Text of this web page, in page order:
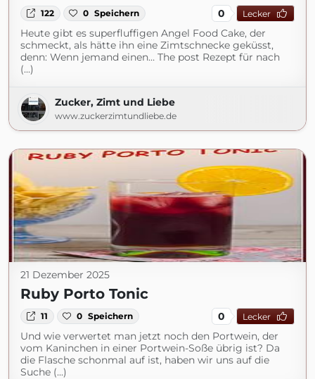
122 0 Speichern 0 Lecker
Heute gibt es superfluffigen Angel Food Cake, der
schmeckt, als hätte ihn eine Zimtschnecke geküsst,
denn: Wenn jemand einen… The post Rezept für nach
(...)
Zucker, Zimt und Liebe
www.zuckerzimtundliebe.de
21 Dezember 2025
Ruby Porto Tonic
11 0 Speichern 0 Lecker
Und wie verwertet man jetzt noch den Portwein, der
vom Kaninchen in einer Portwein-Soße übrig ist? Da
die Flasche schonmal auf ist, haben wir uns auf die
Suche (...)